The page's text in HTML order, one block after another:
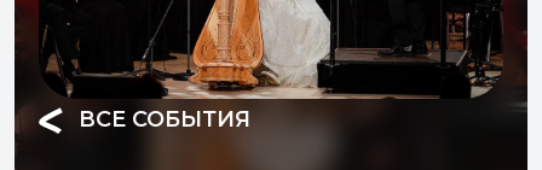
ВСЕ СОБЫТИЯ